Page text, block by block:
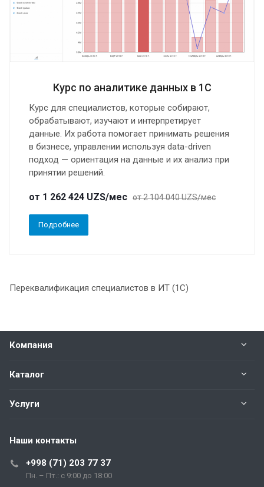
Курс по аналитике данных в 1С
Курс для специалистов, которые собирают,
обрабатывают, изучают и интерпретирует
данные. Их работа помогает принимать решения
в бизнесе, управлении используя data-driven
подход — ориентация на данные и их анализ при
принятии решений.
от 1 262 424 UZS/мес от 2 104 040 UZS/мес
Подробнее
Переквалификация специалистов в ИТ (1C)
Компания
Каталог
Услуги
Наши контакты
+998 (71) 203 77 37
Пн. – Пт.: с 9:00 до 18:00